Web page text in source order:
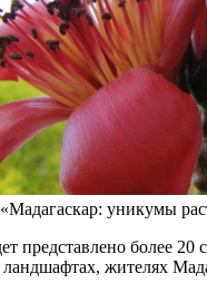
уникумы
представлено более
жителях